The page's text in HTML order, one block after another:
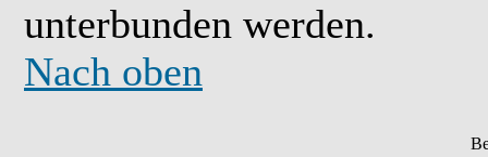
unterbunden werden.
Nach oben